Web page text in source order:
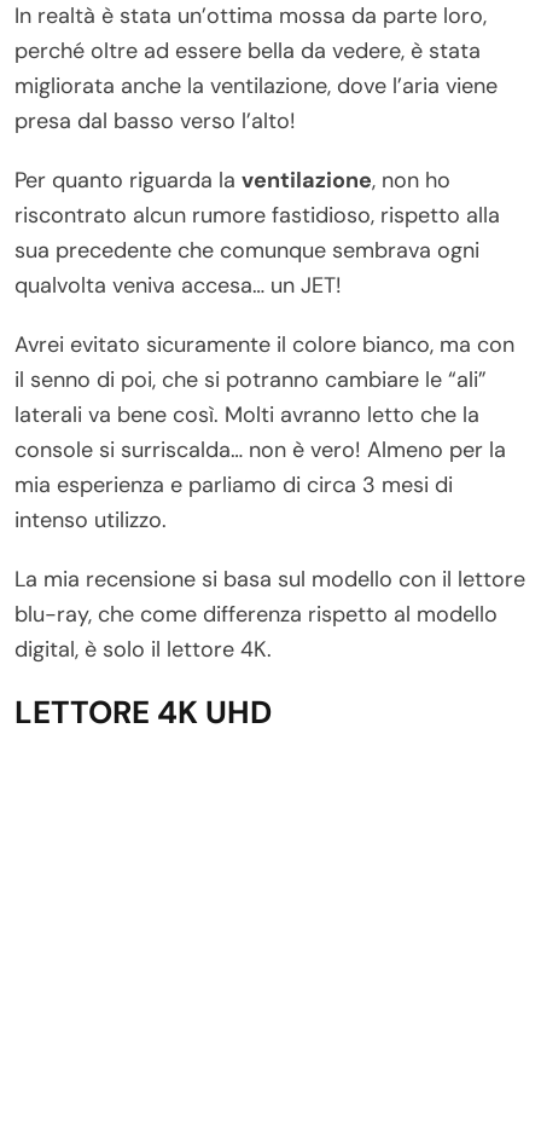
In realtà è stata un’ottima mossa da parte loro,
perché oltre ad essere bella da vedere, è stata
migliorata anche la ventilazione, dove l’aria viene
presa dal basso verso l’alto!
Per quanto riguarda la ventilazione, non ho
riscontrato alcun rumore fastidioso, rispetto alla
sua precedente che comunque sembrava ogni
qualvolta veniva accesa… un JET!
Avrei evitato sicuramente il colore bianco, ma con
il senno di poi, che si potranno cambiare le “ali”
laterali va bene così. Molti avranno letto che la
console si surriscalda… non è vero! Almeno per la
mia esperienza e parliamo di circa 3 mesi di
intenso utilizzo.
La mia recensione si basa sul modello con il lettore
blu-ray, che come differenza rispetto al modello
digital, è solo il lettore 4K.
LETTORE 4K UHD